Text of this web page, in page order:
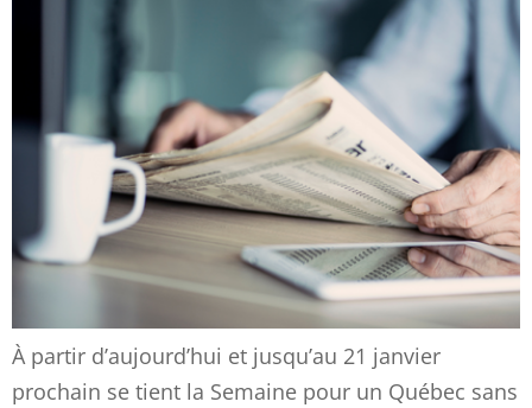
À partir d’aujourd’hui et jusqu’au 21 janvier
prochain se tient la Semaine pour un Québec sans